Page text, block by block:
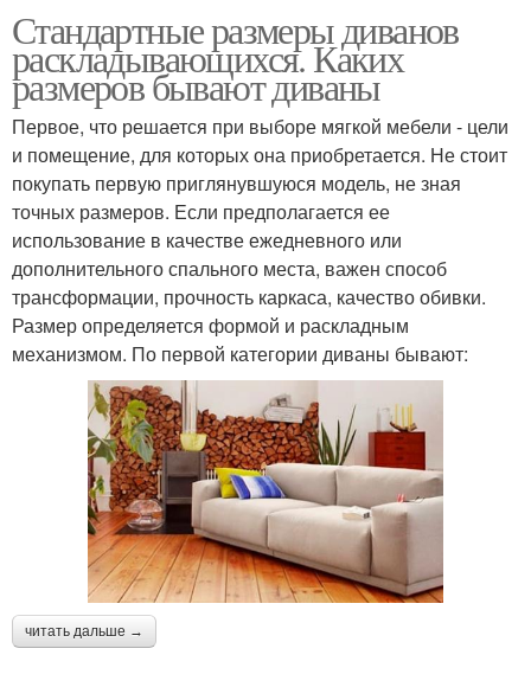
Стандартные размеры диванов
раскладывающихся. Каких
размеров бывают диваны
Первое, что решается при выборе мягкой мебели - цели
и помещение, для которых она приобретается. Не стоит
покупать первую приглянувшуюся модель, не зная
точных размеров. Если предполагается ее
использование в качестве ежедневного или
дополнительного спального места, важен способ
трансформации, прочность каркаса, качество обивки.
Размер определяется формой и раскладным
механизмом. По первой категории диваны бывают:
читать дальше →